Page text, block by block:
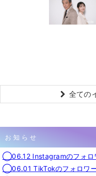
全ての
お知らせ
◯06.12 Instagramのフォロ
◯06.01 TikTokのフォロワー